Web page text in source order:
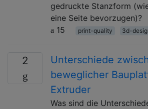
gedruckte Stanzform
eine Seite bevorzugen)?
15
print-quality 3d-
2
Unterschiede
beweglicher
Extruder
Was sind die